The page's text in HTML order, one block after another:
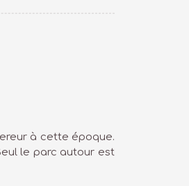
à cette époque.
le parc autour est